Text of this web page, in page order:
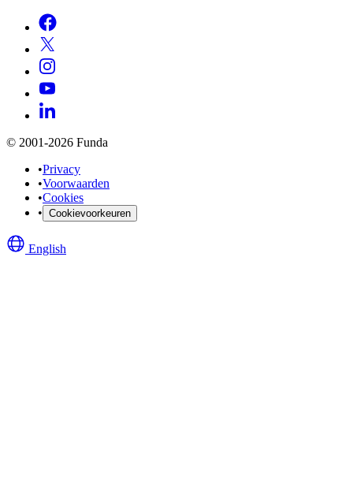
© 2001-2026 Funda
•Privacy
•Voorwaarden
•Cookies
• Cookievoorkeuren
English